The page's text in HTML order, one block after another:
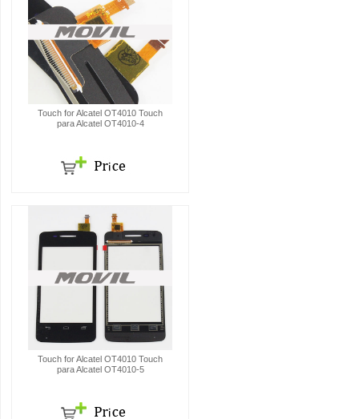
Touch for Alcatel OT4010 Touch
para Alcatel OT4010-4
Touch for Alcatel OT4010 Touch
para Alcatel OT4010-5